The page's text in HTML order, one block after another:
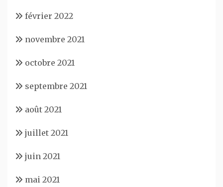
février 2022
novembre 2021
octobre 2021
septembre 2021
août 2021
juillet 2021
juin 2021
mai 2021